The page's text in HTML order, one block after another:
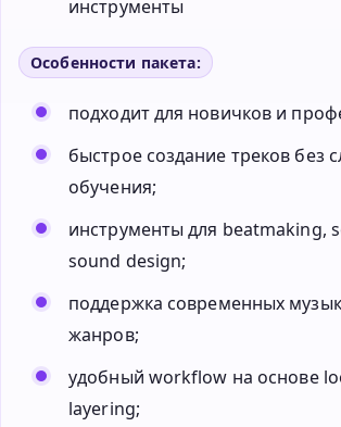
инструменты
Особенности пакета:
подходит для новичков и
быстрое создание треков без
обучения;
инструменты для beatmaking,
sound design;
поддержка современных
жанров;
удобный workflow на основе
layering;